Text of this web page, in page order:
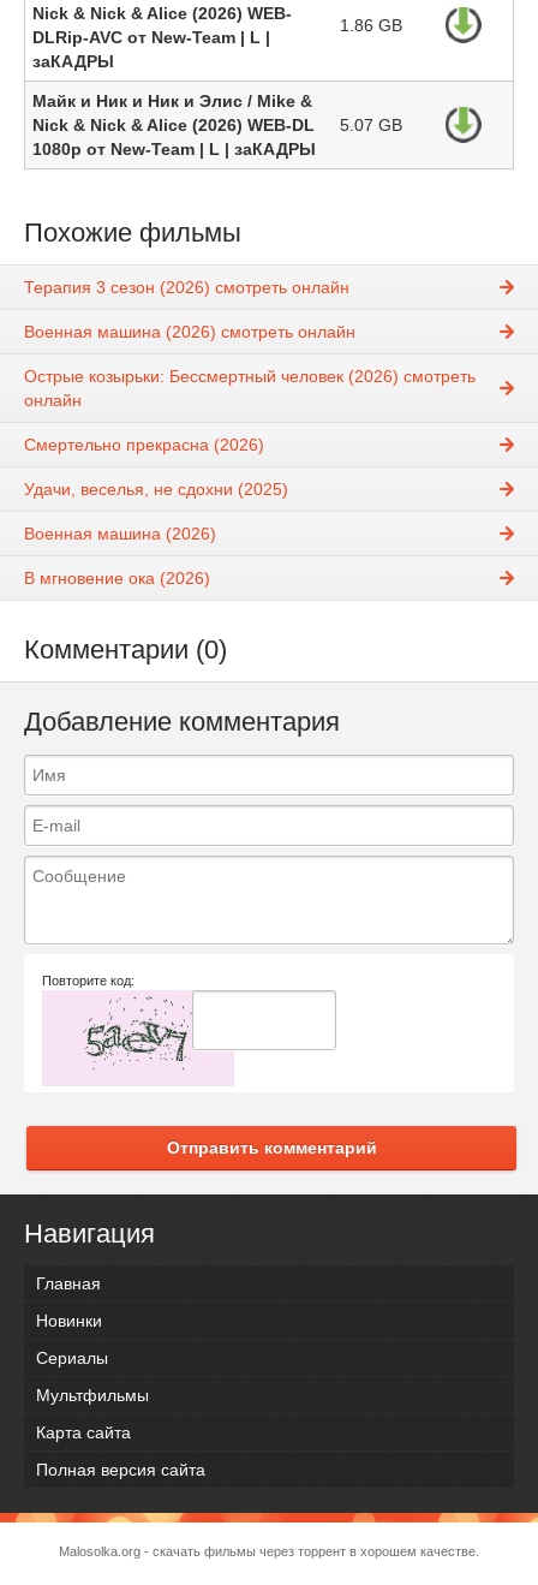
Nick & Nick & Alice (2026) WEB-
DLRip-AVC от New-Team | L |
заКАДРЫ
1.86 GB
Майк и Ник и Ник и Элис / Mike &
Nick & Nick & Alice (2026) WEB-DL
1080p от New-Team | L | заКАДРЫ
5.07 GB
Похожие фильмы
Терапия 3 сезон (2026) смотреть онлайн
Военная машина (2026) смотреть онлайн
Острые козырьки: Бессмертный человек (2026) смотреть
онлайн
Смертельно прекрасна (2026)
Удачи, веселья, не сдохни (2025)
Военная машина (2026)
В мгновение ока (2026)
Комментарии (0)
Добавление комментария
Повторите код:
Отправить комментарий
Навигация
Главная
Новинки
Сериалы
Мультфильмы
Карта сайта
Полная версия сайта
Malosolka.org - скачать фильмы через торрент в хорошем качестве.